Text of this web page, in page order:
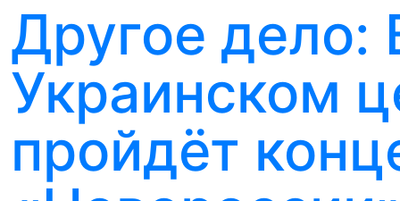
Другое
Украинском
пройдёт